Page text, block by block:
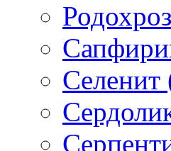
Селенит